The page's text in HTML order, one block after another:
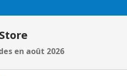
en août 2026